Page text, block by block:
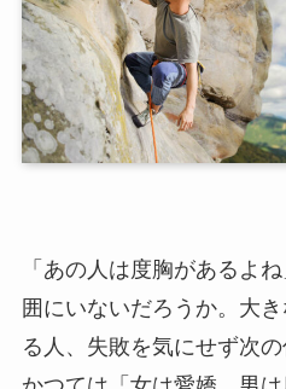
「あの人は度胸があるよ
囲にいないだろうか。大
る人、失敗を気にせず次の